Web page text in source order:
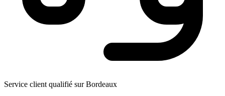
Service client qualifié sur Bordeaux